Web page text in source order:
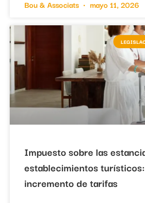
Bou & Associats mayo 11, 2026
Impuesto sobre las
establecimientos turísticos:
incremento de tarifas